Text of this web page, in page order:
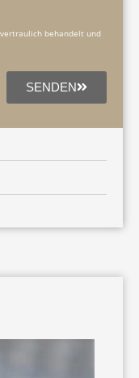
behandelt und
SENDEN